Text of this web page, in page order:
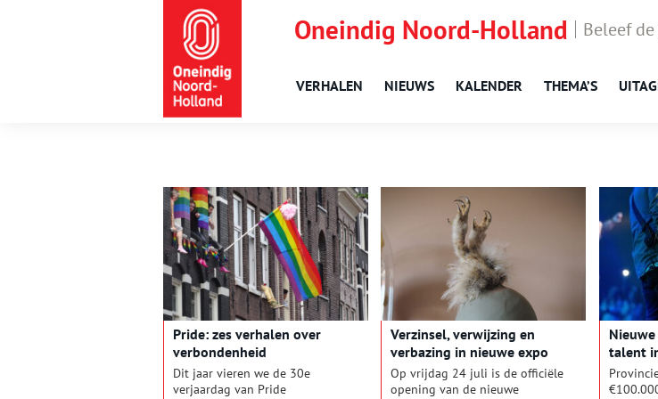
Oneindig Noord-Holland Beleef
VERHALEN NIEUWS KALENDER THEMA’S
Pride: zes verhalen over
verbondenheid
Dit jaar vieren we de 30e
verjaardag van Pride
Verzinsel, verwijzing en
verbazing in nieuwe expo
Paviljoen Welgelegen
Op vrijdag 24 juli is de officiële
opening van de nieuwe
talent